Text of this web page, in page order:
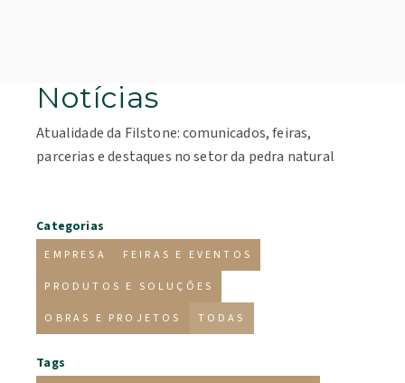
Notícias
Atualidade da Filstone: comunicados, feiras,
parcerias e destaques no setor da pedra natural
Categorias
EMPRESA FEIRAS E EVENTOS
PRODUTOS E SOLUÇÕES
OBRAS E PROJETOS TODAS
Tags